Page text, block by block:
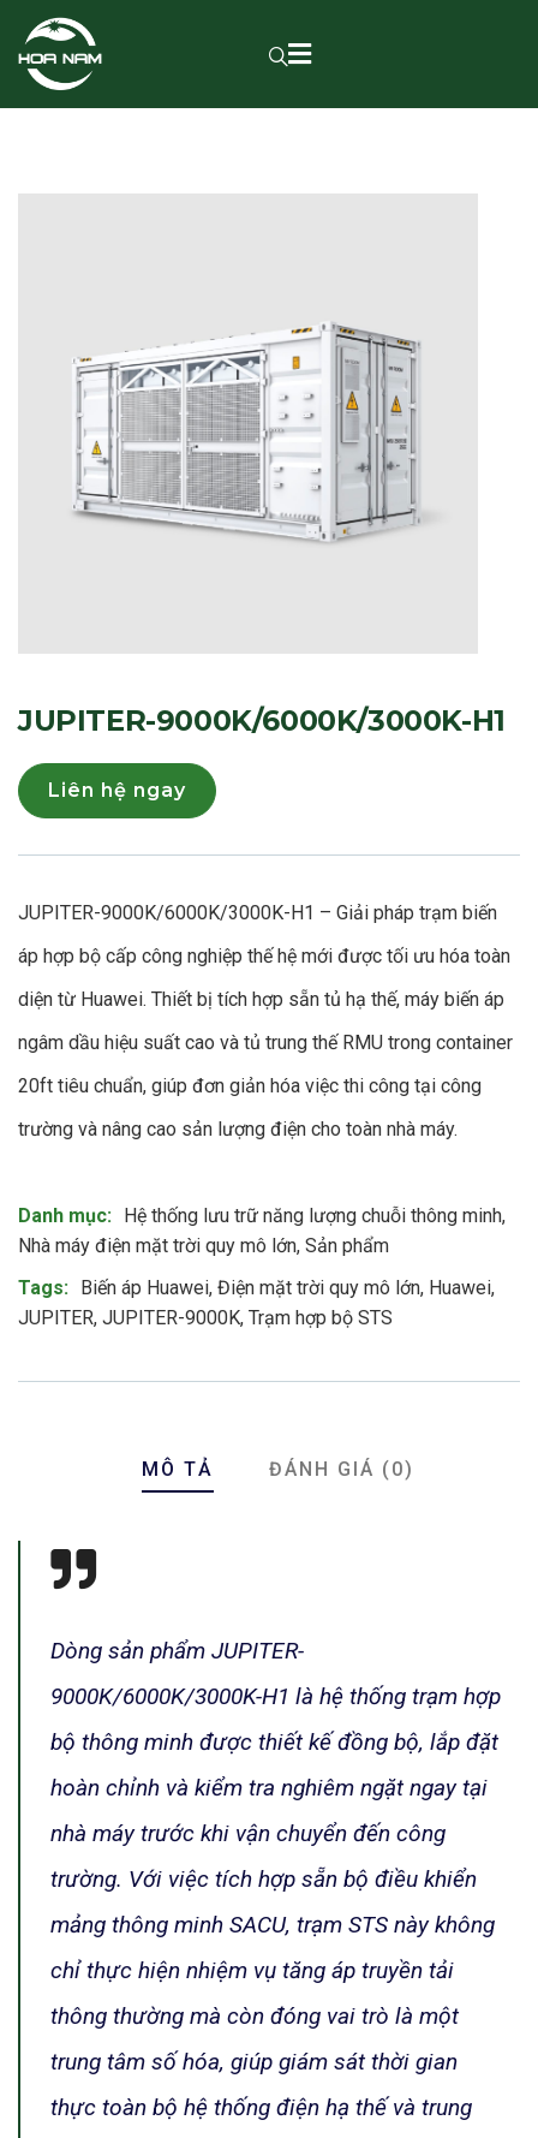
JUPITER-9000K/6000K/3000K-H1
Liên hệ ngay
JUPITER-9000K/6000K/3000K-H1 – Giải pháp trạm biến
áp hợp bộ cấp công nghiệp thế hệ mới được tối ưu hóa toàn
diện từ Huawei. Thiết bị tích hợp sẵn tủ hạ thế, máy biến áp
ngâm dầu hiệu suất cao và tủ trung thế RMU trong container
20ft tiêu chuẩn, giúp đơn giản hóa việc thi công tại công
trường và nâng cao sản lượng điện cho toàn nhà máy.
Danh mục: Hệ thống lưu trữ năng lượng chuỗi thông minh,
Nhà máy điện mặt trời quy mô lớn, Sản phẩm
Tags:
Biến áp Huawei, Điện mặt trời quy mô lớn, Huawei,
JUPITER, JUPITER-9000K, Trạm hợp bộ STS
MÔ TẢ ĐÁNH GIÁ (0)
Dòng sản phẩm JUPITER-
9000K/6000K/3000K-H1 là hệ thống trạm hợp
bộ thông minh được thiết kế đồng bộ, lắp đặt
hoàn chỉnh và kiểm tra nghiêm ngặt ngay tại
nhà máy trước khi vận chuyển đến công
trường. Với việc tích hợp sẵn bộ điều khiển
mảng thông minh SACU, trạm STS này không
chỉ thực hiện nhiệm vụ tăng áp truyền tải
thông thường mà còn đóng vai trò là một
trung tâm số hóa, giúp giám sát thời gian
thực toàn bộ hệ thống điện hạ thế và trung